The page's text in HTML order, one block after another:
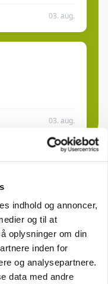
indhold og annoncer,
og til at
oplysninger om din
inden for
og analysepartnere.
data med andre
03. aug.
03. aug.